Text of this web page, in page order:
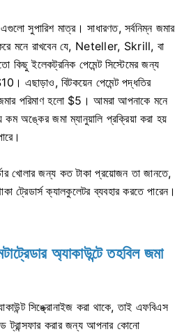
সুপারিশ মাত্র। সাধারণত, সর্বনিম্ন জমার
মনে রাখবেন যে, Neteller, Skrill, বা
ইলেকট্রনিক পেমেন্ট সিস্টেমের জন্য
এছাড়াও, বিটকয়েন পেমেন্ট পদ্ধতির
জমার পরিমাণ হলো $5। আমরা আপনাকে মনে
কম অঙ্কের জমা ম্যানুয়ালি প্রক্রিয়া করা হয়
খোলার জন্য কত টাকা প্রয়োজন তা জানতে,
ট্রেডার্স ক্যালকুলেটর ব্যবহার করতে পারেন।
অ্যাকাউন্টে তহবিল জমা
সিঙ্ক্রোনাইজ করা থাকে, তাই এফবিএস
ট্রান্সফার করার জন্য আপনার কোনো